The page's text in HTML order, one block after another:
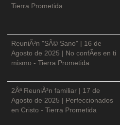
Tierra Prometida
ReuniÃ³n "SÃ© Sano" | 16 de
Agosto de 2025 | No confÃ­es en ti
mismo - Tierra Prometida
2Âª ReuniÃ³n familiar | 17 de
Agosto de 2025 | Perfeccionados
en Cristo - Tierra Prometida